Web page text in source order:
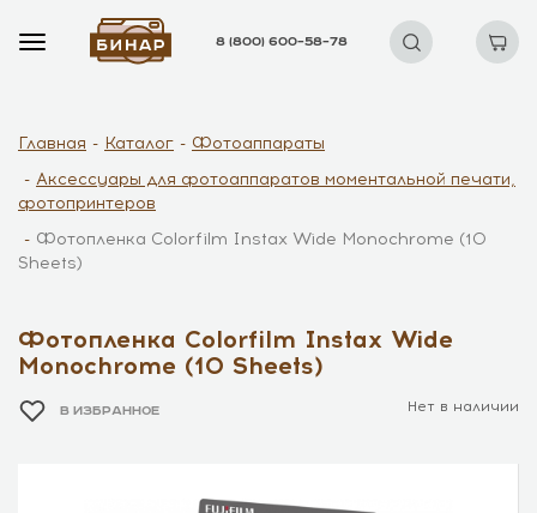
8 (800) 600–58–78
Главная Каталог
Фотоаппараты
Аксессуары для фотоаппаратов моментальной печати,
фотопринтеров
Фотопленка Colorfilm Instax Wide Monochrome (10
Sheets)
Фотопленка Colorfilm Instax Wide
Monochrome (10 Sheets)
В ИЗБРАННОЕ Нет в наличии